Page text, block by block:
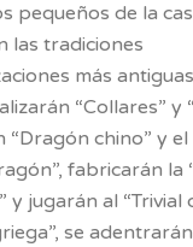
pequeños de la
las tradiciones
más
“Collares” y
“Dragón chino” y
fabricarán la
y jugarán al “Trivial
se